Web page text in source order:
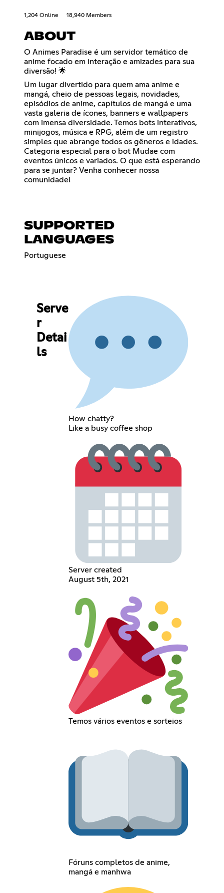
1,204 Online 18,940 Members
ABOUT
O Animes Paradise é um servidor temático de
anime focado em interação e amizades para sua
diversão! 🌟
Um lugar divertido para quem ama anime e
mangá, cheio de pessoas legais, novidades,
episódios de anime, capítulos de mangá e uma
vasta galeria de ícones, banners e wallpapers
com imensa diversidade. Temos bots interativos,
minijogos, música e RPG, além de um registro
simples que abrange todos os gêneros e idades.
Categoria especial para o bot Mudae com
eventos únicos e variados. O que está esperando
para se juntar? Venha conhecer nossa
comunidade!
SUPPORTED
LANGUAGES
Portuguese
Serve
r
Detai
ls
How chatty?
Like a busy coffee shop
Server created
August 5th, 2021
Temos vários eventos e sorteios
Fóruns completos de anime,
mangá e manhwa